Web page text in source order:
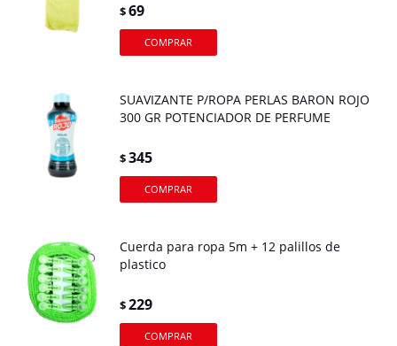
$69
SUAVIZANTE P/ROPA PERLAS BARON ROJO
300 GR POTENCIADOR DE PERFUME
$345
Cuerda para ropa 5m + 12 palillos de
plastico
$229